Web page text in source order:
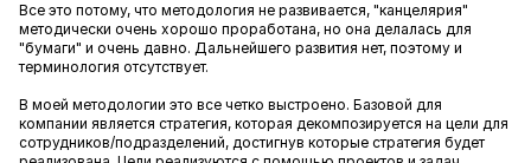
Все это потому, что методология не развивается, "канцелярия"
методически очень хорошо проработана, но она делалась для
"бумаги" и очень давно. Дальнейшего развития нет, поэтому и
терминология отсутствует.
В моей методологии это все четко выстроено. Базовой для
компании является стратегия, которая декомпозируется на цели для
сотрудников/подразделений, достигнув которые стратегия будет